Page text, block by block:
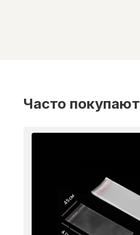
Часто покупают
45 см